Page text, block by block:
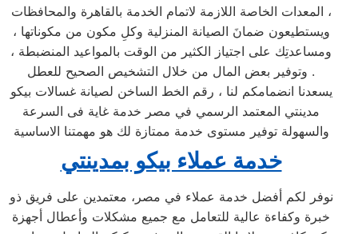
المعدات الخاصة اللازمة لاتمام الخدمة بالقاهرة والمحافظات ،
ويستطيعون ضمانَ الصيانة المنزلية وكلِ مكون من مكوناتها ،
ومساعدتِك على اجتياز الكثير من الوقت بالمواعيد المنضبطة ،
وتوفير بعض المال من خلال التشخيص الصحيح للعطل .
يسعدنا انضمامكم لنا ، رقم الخط الساخن لصيانة غسالات بيكو
مدينتي المعتمد الرسمي في مصر خدمة غاية فى السرعة
والسهولة توفير مستوى خدمة ممتازة لك هو مهمتنا الاساسية
خدمة عملاء بيكو بمدينتي
نوفر لكم أفضل خدمة عملاء في مصر، معتمدين على فريق ذو
خبرة وكفاءة عالية للتعامل مع جميع مشكلات وأعطال أجهزة